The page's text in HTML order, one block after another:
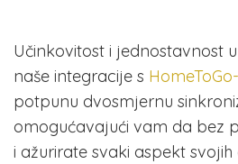
Učinkovitost i jednostavnost
naše integracije s
potpunu dvosmjernu
omogućavajući vam da bez
i ažurirate svaki aspekt svojih